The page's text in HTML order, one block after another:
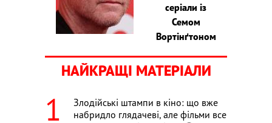
серіали із
Семом
Вортінґтоном
НАЙКРАЩІ МАТЕРІАЛИ
Злодійські штампи в кіно: що вже
набридло глядачеві, але фільми все